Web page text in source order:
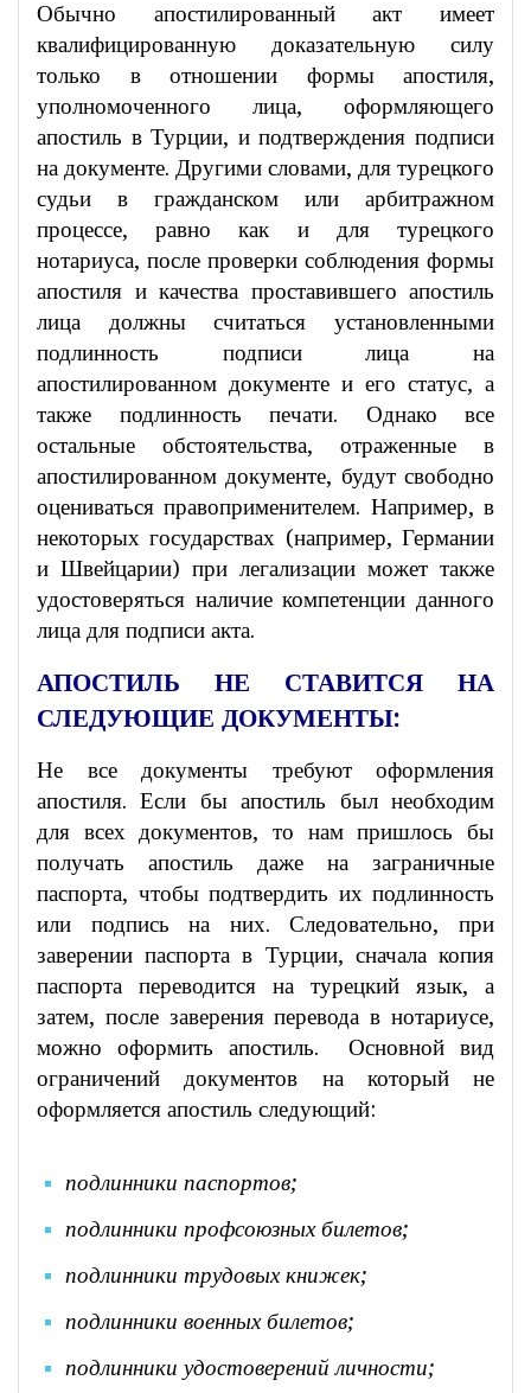
Обычно апостилированный акт имеет
квалифицированную доказательную силу
только в отношении формы апостиля,
уполномоченного лица, оформляющего
апостиль в Турции, и подтверждения подписи
на документе. Другими словами, для турецкого
судьи в гражданском или арбитражном
процессе, равно как и для турецкого
нотариуса, после проверки соблюдения формы
апостиля и качества проставившего апостиль
лица должны считаться установленными
подлинность подписи лица на
апостилированном документе и его статус, а
также подлинность печати. Однако все
остальные обстоятельства, отраженные в
апостилированном документе, будут свободно
оцениваться правоприменителем. Например, в
некоторых государствах (например, Германии
и Швейцарии) при легализации может также
удостоверяться наличие компетенции данного
лица для подписи акта.
АПОСТИЛЬ НЕ СТАВИТСЯ НА
СЛЕДУЮЩИЕ ДОКУМЕНТЫ:
Не все документы требуют оформления
апостиля. Если бы апостиль был необходим
для всех документов, то нам пришлось бы
получать апостиль даже на заграничные
паспорта, чтобы подтвердить их подлинность
или подпись на них. Следовательно, при
заверении паспорта в Турции, сначала копия
паспорта переводится на турецкий язык, а
затем, после заверения перевода в нотариусе,
можно оформить апостиль. Основной вид
ограничений документов на который не
оформляется апостиль следующий:
подлинники паспортов;
подлинники профсоюзных билетов;
подлинники трудовых книжек;
подлинники военных билетов;
подлинники удостоверений личности;